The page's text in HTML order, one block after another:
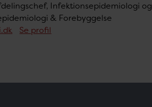
Infektionsepidemiologi og
& Forebyggelse
Se profil